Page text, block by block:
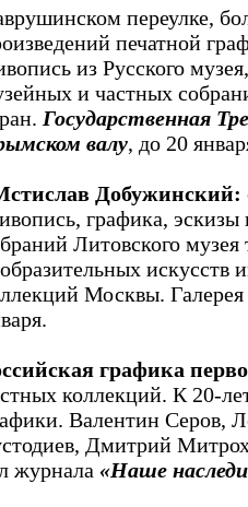
переулке,
печатной
из Русского
и частных
Государственная
валу, до 20
графика,
Литовского
Москвы. Галерея
графика
коллекций. К 20-
Валентин Серов,
Дмитрий
журнала «Наше